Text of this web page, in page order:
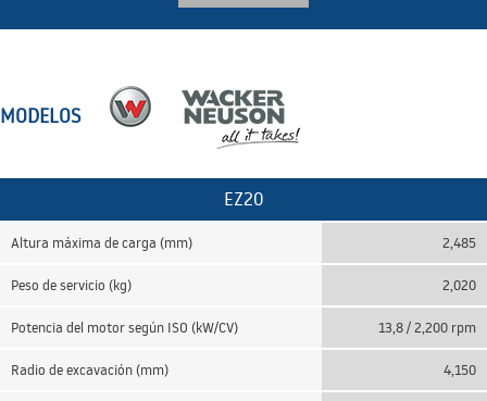
MODELOS
EZ20
Altura máxima de carga (mm) 2,485
Peso de servicio (kg) 2,020
Potencia del motor según ISO (kW/CV) 13,8 / 2,200 rpm
Radio de excavación (mm) 4,150